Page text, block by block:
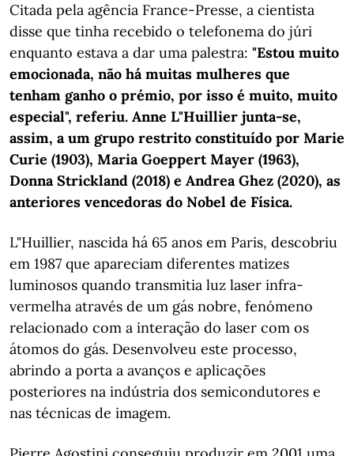
Citada pela agência France-Presse, a cientista
disse que tinha recebido o telefonema do júri
enquanto estava a dar uma palestra: "Estou muito
emocionada, não há muitas mulheres que
tenham ganho o prémio, por isso é muito, muito
especial", referiu. Anne L"Huillier junta-se,
assim, a um grupo restrito constituído por Marie
Curie (1903), Maria Goeppert Mayer (1963),
Donna Strickland (2018) e Andrea Ghez (2020), as
anteriores vencedoras do Nobel de Física.
L"Huillier, nascida há 65 anos em Paris, descobriu
em 1987 que apareciam diferentes matizes
luminosos quando transmitia luz laser infra-
vermelha através de um gás nobre, fenómeno
relacionado com a interação do laser com os
átomos do gás. Desenvolveu este processo,
abrindo a porta a avanços e aplicações
posteriores na indústria dos semicondutores e
nas técnicas de imagem.